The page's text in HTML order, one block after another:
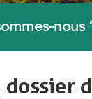
nous